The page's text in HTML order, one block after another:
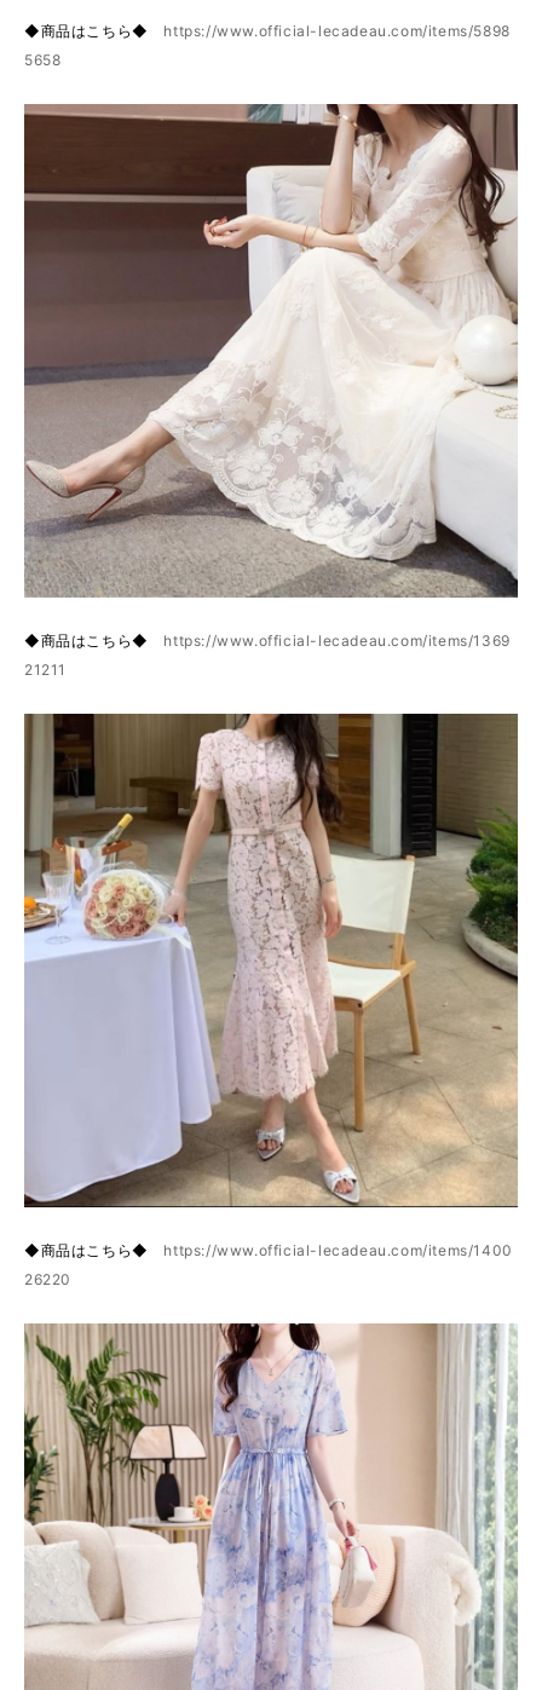
◆商品はこちら◆ https://www.official-lecadeau.com/items/5898
5658
◆商品はこちら◆ https://www.official-lecadeau.com/items/1369
21211
◆商品はこちら◆ https://www.official-lecadeau.com/items/1400
26220